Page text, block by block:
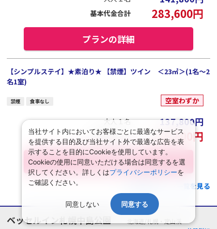
基本代金合計 283,600円
プランの詳細
【シンプルステイ】★素泊り★ 【禁煙】ツイン ＜23㎡＞(1名～2
名1室)
禁煙 食事なし 空室わずか
大人１名 137,800円
基本代金合計 275,600 円
プランの詳細
この施設のプラン一覧を見る
ベッセルイン札幌中島公園
当社サイト内においてお客様ごとに最適なサービス
を提供する目的及び当社サイト外で最適な広告を表
示することを目的にCookieを使用しています。
Cookieの使用に同意いただける場合は同意するを選
択してください。詳しくはプライバシーポリシーを
ご確認ください。
同意しない 同意する